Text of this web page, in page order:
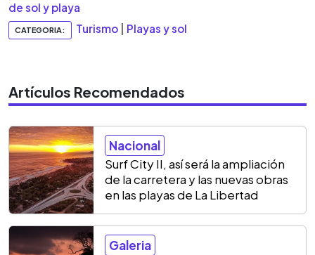
de sol y playa
CATEGORIA: Turismo Playas y sol
Artículos Recomendados
Nacional
Surf City II, así será la ampliación
de la carretera y las nuevas obras
en las playas de La Libertad
Galeria